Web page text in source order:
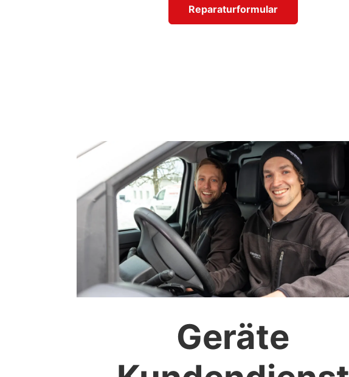
Reparaturformular
Geräte